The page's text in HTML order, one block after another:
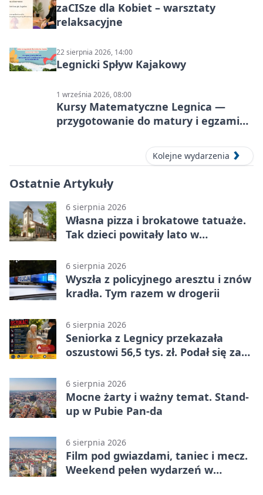
zaCISze dla Kobiet – warsztaty
relaksacyjne
22 sierpnia 2026, 14:00
Legnicki Spływ Kajakowy
1 września 2026, 08:00
Kursy Matematyczne Legnica —
przygotowanie do matury i egzaminu
Kolejne wydarzenia
Ostatnie Artykuły
6 sierpnia 2026
Własna pizza i brokatowe tatuaże.
Tak dzieci powitały lato w
6 sierpnia 2026
Wyszła z policyjnego aresztu i znów
kradła. Tym razem w drogerii
6 sierpnia 2026
Seniorka z Legnicy przekazała
oszustowi 56,5 tys. zł. Podał się za
6 sierpnia 2026
Mocne żarty i ważny temat. Stand-
up w Pubie Pan-da
6 sierpnia 2026
Film pod gwiazdami, taniec i mecz.
Weekend pełen wydarzeń w